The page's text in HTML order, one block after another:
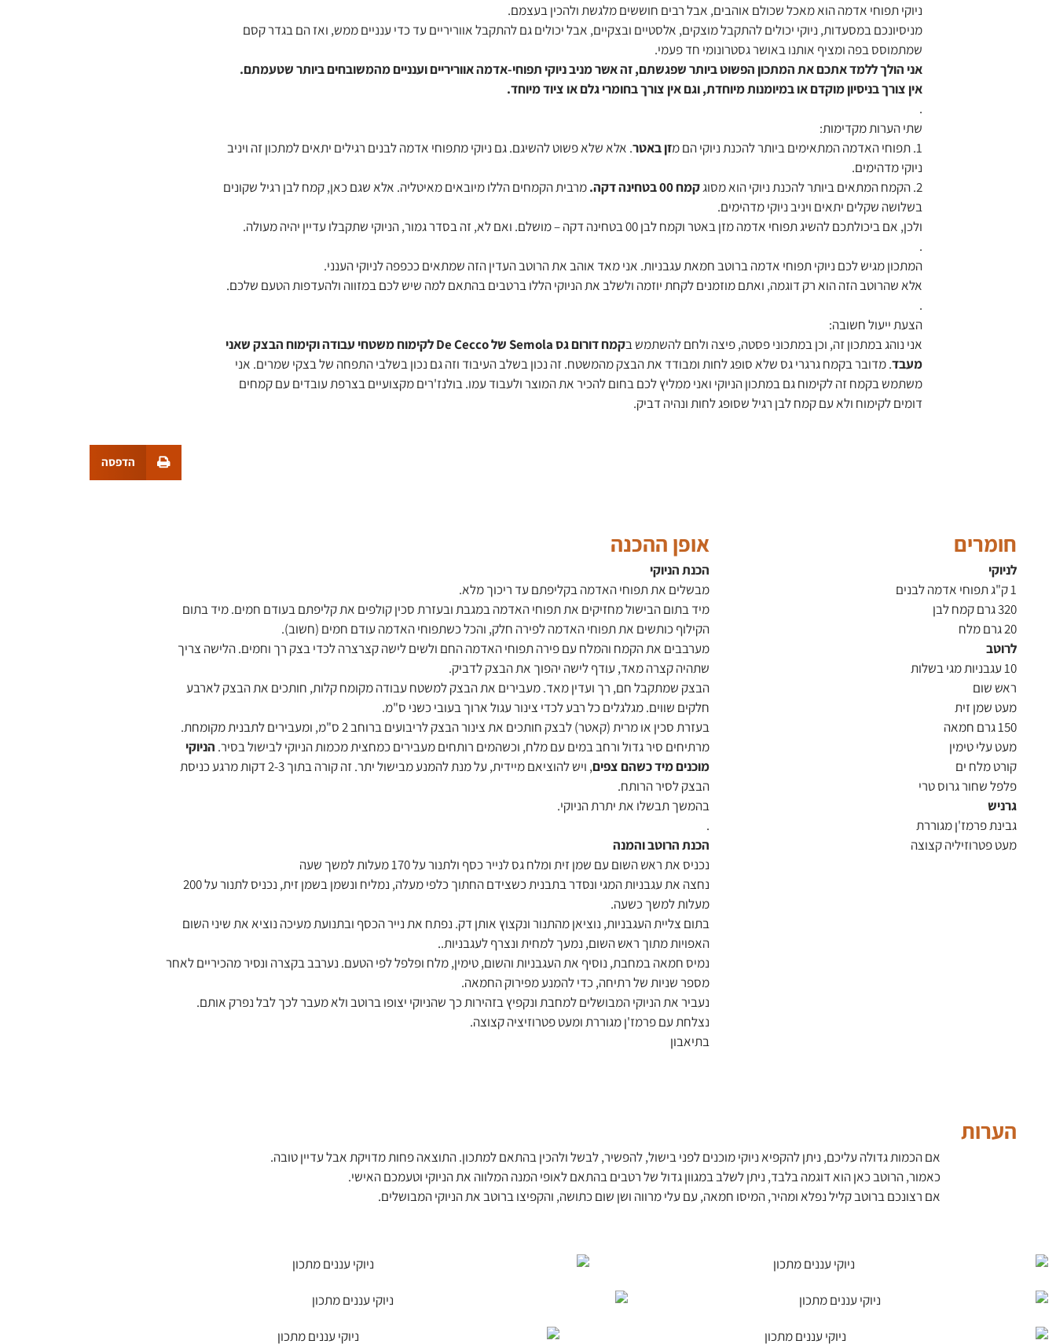
ניוקי תפוחי אדמה הוא מאכל שכולם אוהבים, אבל רבים חוששים מלגשת ולהכין בעצמם.
מניסיונכם במסעדות, ניוקי יכולים להתקבל מוצקים, אלסטיים ובצקיים, אבל יכולים גם להתקבל אווריריים עד כדי ענניים ממש, ואז הם בגדר קסם
שמתמוסס בפה ומציף אותנו באושר גסטרונומי חד פעמי.
אני הולך ללמד אתכם את המתכון הפשוט ביותר שפגשתם, זה אשר מניב ניוקי תפוחי-אדמה אווריריים וענניים מהמשובחים ביותר שטעמתם.
אין צורך בניסיון מוקדם או במיומנות מיוחדת, וגם אין צורך בחומרי גלם או ציוד מיוחד.
.
שתי הערות מקדימות:
1. תפוחי האדמה המתאימים ביותר להכנת ניוקי הם מ
זן באטר. אלא שלא פשוט להשיגם. גם ניוקי מתפוחי אדמה לבנים רגילים יתאים למתכון זה ויניב
ניוקי מדהימים.
2. הקמח המתאים ביותר להכנת ניוקי הוא מסוג
קמח 00 בטחינה דקה.
מרבית הקמחים הללו מיובאים מאיטליה. אלא שגם כאן, קמח לבן רגיל שקונים
בשלושה שקלים יתאים ויניב ניוקי מדהימים.
ולכן, אם ביכולתכם להשיג תפוחי אדמה מזן באטר וקמח לבן 00 בטחינה דקה – מושלם. ואם לא, זה בסדר גמור, הניוקי שתקבלו עדיין יהיה מעולה.
.
המתכון מגיש לכם ניוקי תפוחי אדמה ברוטב חמאת עגבניות. אני מאד אוהב את הרוטב העדין הזה שמתאים ככפפה לניוקי הענני.
אלא שהרוטב הזה הוא רק דוגמה, ואתם מוזמנים לקחת יוזמה ולשלב את הניוקי הללו ברטבים בהתאם למה שיש לכם במזווה ולהעדפות הטעם שלכם.
.
הצעת ייעול חשובה:
אני נוהג במתכון זה, וכן במתכוני פסטה, פיצה ולחם להשתמש בקמח דורום גס Semola של De Cecco
לקימוח משטחי עבודה וקימוח הבצק שאני
מעבד. מדובר בקמח גרגרי גס שלא סופג לחות ומבודד את הבצק מהמשטח. זה נכון בשלב העיבוד וזה גם נכון בשלבי התפחה של בצקי שמרים. אני
משתמש בקמח זה לקימוח גם במתכון הניוקי ואני ממליץ לכם בחום להכיר את המוצר ולעבוד עמו. בולנז'רים מקצועיים בצרפת עובדים עם קמחים
דומים לקימוח ולא עם קמח לבן רגיל שסופג לחות ונהיה דביק.
הדפסה
חומרים
לניוקי
1 ק"ג תפוחי אדמה לבנים
320 גרם קמח לבן
20 גרם מלח
לרוטב
10 עגבניות מגי בשלות
ראש שום
מעט שמן זית
150 גרם חמאה
מעט עלי טימין
קורט מלח ים
פלפל שחור גרוס טרי
גרניש
גבינת פרמז'ן מגוררת
מעט פטרוזיליה קצוצה
אופן ההכנה
הכנת הניוקי
מבשלים את תפוחי האדמה בקליפתם עד ריכוך מלא.
מיד בתום הבישול מחזיקים את תפוחי האדמה במגבת ובעזרת סכין קולפים את קליפתם בעודם חמים. מיד בתום
הקילוף כותשים את תפוחי האדמה לפירה חלק, והכל כשתפוחי האדמה עודם חמים (חשוב).
מערבבים את הקמח והמלח עם פירה תפוחי האדמה החם ולשים לישה קצרצרה לכדי בצק רך וחמים. הלישה צריך
שתהיה קצרה מאד, עודף לישה יהפוך את הבצק לדביק.
הבצק שמתקבל חם, רך ועדין מאד. מעבירים את הבצק למשטח עבודה מקומח קלות, חותכים את הבצק לארבע
חלקים שווים. מגלגלים כל רבע לכדי צינור עגול ארוך בעובי כשני ס"מ.
בעזרת סכין או מרית (קאטר) לבצק חותכים את צינור הבצק לריבועים ברוחב 2 ס"מ, ומעבירים לתבנית מקומחת.
מרתיחים סיר גדול ורחב במים עם מלח, וכשהמים רותחים מעבירים כמחצית מכמות הניוקי לבישול בסיר. הניוקי
מוכנים מיד כשהם צפים
, ויש להוציאם מיידית, על מנת להמנע מבישול יתר. זה קורה בתוך 2-3 דקות מרגע כניסת
הבצק לסיר הרותח.
בהמשך תבשלו את יתרת הניוקי.
.
הכנת הרוטב והמנה
נכניס את ראש השום עם שמן זית ומלח גס לנייר כסף ולתנור על 170 מעלות למשך שעה
נחצה את עגבניות המגי ונסדר בתבנית כשצידם החתוך כלפי מעלה, נמליח ונשמן בשמן זית, נכניס לתנור על 200
מעלות למשך כשעה.
בתום צליית העגבניות, נוציאן מהתנור ונקצוץ אותן דק. נפתח את נייר הכסף ובתנועת מעיכה נוציא את שיני השום
האפויות מתוך ראש השום, נמעך למחית ונצרף לעגבניות..
נמיס חמאה במחבת, נוסיף את העגבניות והשום, טימין, מלח ופלפל לפי הטעם. נערבב בקצרה ונסיר מהכיריים לאחר
מספר שניות של רתיחה, כדי להמנע מפירוק החמאה.
נעביר את הניוקי המבושלים למחבת ונקפיץ בזהירות כך שהניוקי יצופו ברוטב ולא מעבר לכך לבל נפרק אותם.
נצלחת עם פרמז'ן מגוררת ומעט פטרוזיציה קצוצה.
בתיאבון
הערות
אם הכמות גדולה עליכם, ניתן להקפיא ניוקי מוכנים לפני בישול, להפשיר, לבשל ולהכין בהתאם למתכון. התוצאה פחות מדויקת אבל עדיין טובה.
כאמור, הרוטב כאן הוא דוגמה בלבד, ניתן לשלב במגוון גדול של רטבים בהתאם לאופי המנה המלווה את הניוקי וטעמכם האישי.
אם רצונכם ברוטב קליל נפלא ומהיר, המיסו חמאה, עם עלי מרווה ושן שום כתושה, והקפיצו ברוטב את הניוקי המבושלים.